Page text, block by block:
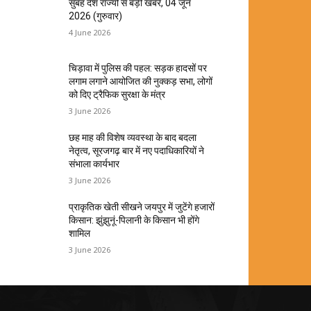
सुबह देश राज्यों से बड़ी खबरें, 04 जून
2026 (गुरुवार)
4 June 2026
चिड़ावा में पुलिस की पहल: सड़क हादसों पर
लगाम लगाने आयोजित की नुक्कड़ सभा, लोगों
को दिए ट्रैफिक सुरक्षा के मंत्र
3 June 2026
छह माह की विशेष व्यवस्था के बाद बदला
नेतृत्व, सूरजगढ़ बार में नए पदाधिकारियों ने
संभाला कार्यभार
3 June 2026
प्राकृतिक खेती सीखने जयपुर में जुटेंगे हजारों
किसान: झुंझुनूं-पिलानी के किसान भी होंगे
शामिल
3 June 2026